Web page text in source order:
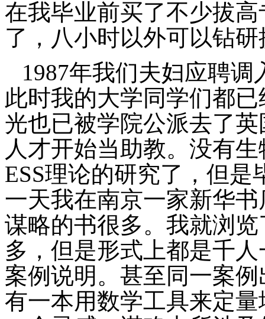
在我毕业前买了不少拔
了，八小时以外可以钻
1987年我们夫妇应聘调
此时我的大学同学们都
光也已被学院公派去了
人才开始当助教。没有
ESS理论的研究了，但是
一天我在南京一家新华
谋略的书很多。我就浏
多，但是形式上都是千
案例说明。甚至同一案
有一本用数学工具来定